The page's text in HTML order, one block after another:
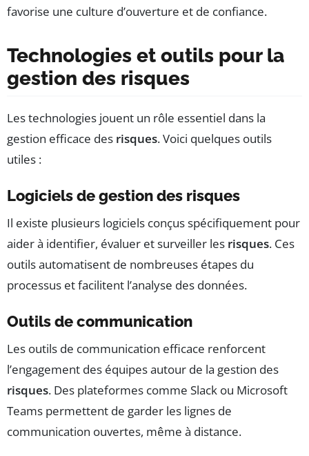
favorise une culture d’ouverture et de confiance.
Technologies et outils pour la
gestion des risques
Les technologies jouent un rôle essentiel dans la
gestion efficace des risques. Voici quelques outils
utiles :
Logiciels de gestion des risques
Il existe plusieurs logiciels conçus spécifiquement pour
aider à identifier, évaluer et surveiller les risques. Ces
outils automatisent de nombreuses étapes du
processus et facilitent l’analyse des données.
Outils de communication
Les outils de communication efficace renforcent
l’engagement des équipes autour de la gestion des
risques. Des plateformes comme Slack ou Microsoft
Teams permettent de garder les lignes de
communication ouvertes, même à distance.